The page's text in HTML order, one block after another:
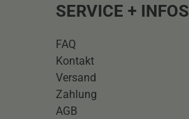
SERVICE + INFOS
FAQ
Kontakt
Versand
Zahlung
AGB